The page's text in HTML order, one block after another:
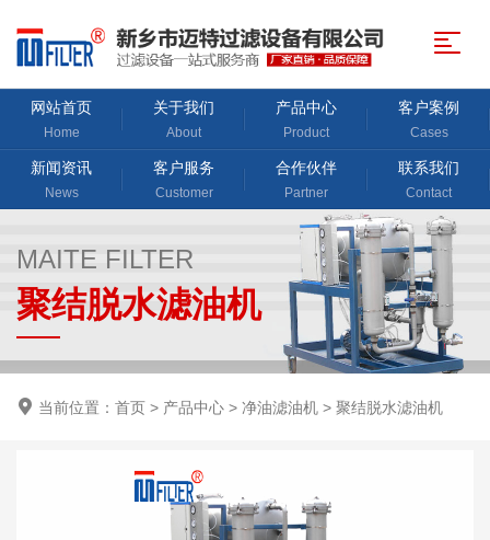
网站首页
Home
关于我们
About
产品中心
Product
客户案例
Cases
新闻资讯
News
客户服务
Customer
合作伙伴
Partner
联系我们
Contact
MAITE FILTER
聚结脱水滤油机
当前位置： 首页 > 产品中心 > 净油滤油机 > 聚结脱水滤油机